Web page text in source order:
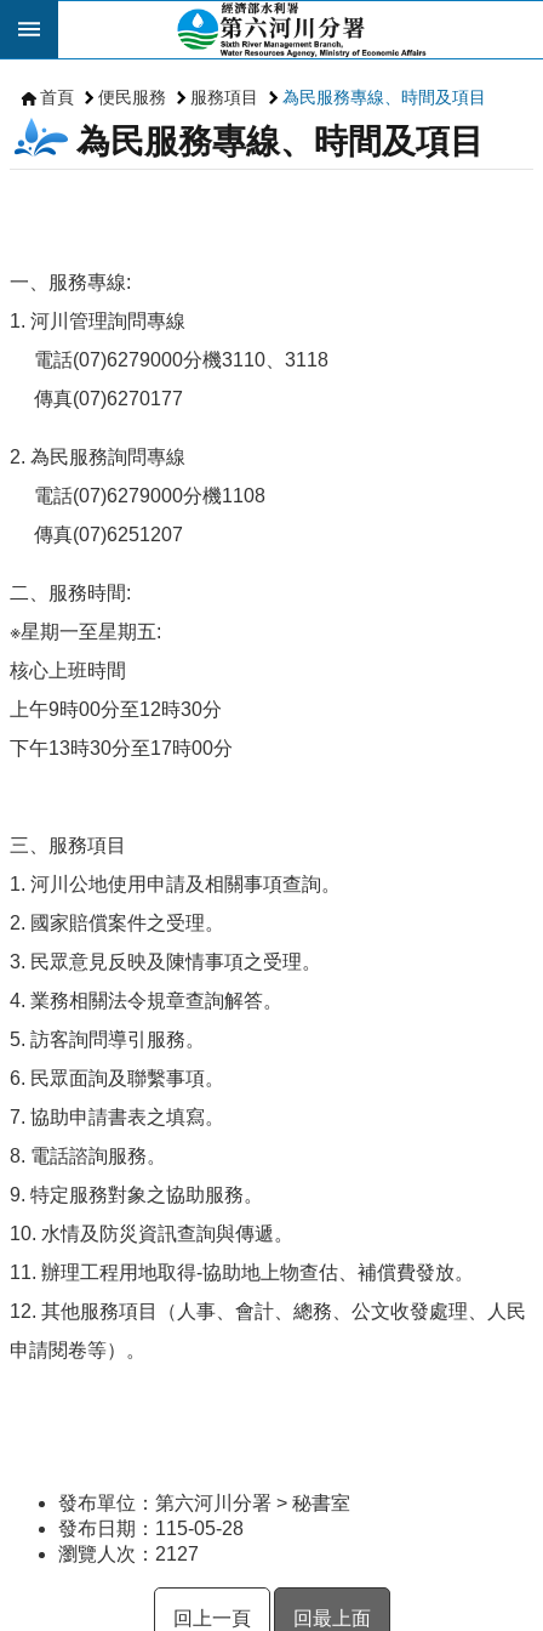
跳到主要內容區塊
首頁 便民服務 服務項目 為民服務專線、時間及項目
為民服務專線、時間及項目
一、服務專線:
1. 河川管理詢問專線
電話(07)6279000分機3110、3118
傳真(07)6270177
2. 為民服務詢問專線
電話(07)6279000分機1108
傳真(07)6251207
二、服務時間:
※星期一至星期五:
核心上班時間
上午9時00分至12時30分
下午13時30分至17時00分
三、服務項目
1. 河川公地使用申請及相關事項查詢。
2. 國家賠償案件之受理。
3. 民眾意見反映及陳情事項之受理。
4. 業務相關法令規章查詢解答。
5. 訪客詢問導引服務。
6. 民眾面詢及聯繫事項。
7. 協助申請書表之填寫。
8. 電話諮詢服務。
9. 特定服務對象之協助服務。
10. 水情及防災資訊查詢與傳遞。
11. 辦理工程用地取得-協助地上物查估、補償費發放。
12. 其他服務項目（人事、會計、總務、公文收發處理、人民
申請閱卷等）。
發布單位：第六河川分署 > 秘書室
發布日期：115-05-28
瀏覽人次： 2127
回上一頁 回最上面